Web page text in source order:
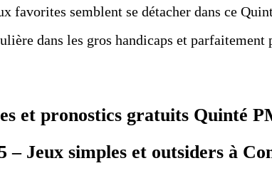
favorites semblent se détacher dans ce
dans les gros handicaps et parfaitement
et pronostics gratuits Quinté
– Jeux simples et outsiders à